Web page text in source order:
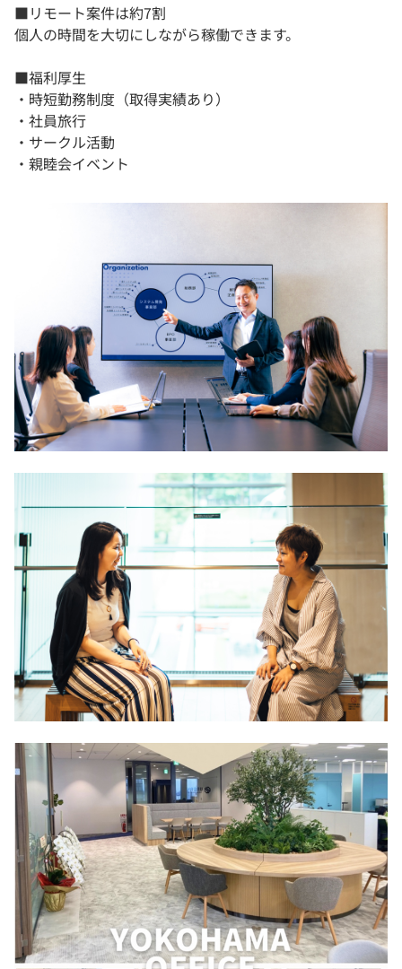
■リモート案件は約7割
個人の時間を大切にしながら稼働できます。
■福利厚生
・時短勤務制度（取得実績あり）
・社員旅⾏
・サークル活動
・親睦会イベント